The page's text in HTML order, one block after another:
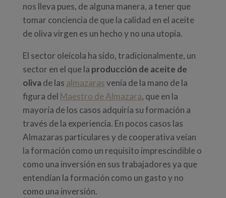
nos lleva pues, de alguna manera, a tener que
tomar conciencia de que la calidad en el aceite
de oliva virgen es un hecho y no una utopía.
El sector oleícola ha sido, tradicionalmente, un
sector en el que la producción de aceite de
oliva de las almazarasvenía de la mano de la
figura del Maestro de Almazara, que en la
mayoría de los casos adquiría su formación a
través de la experiencia. En pocos casos las
Almazaras particulares y de cooperativa veían
la formación como un requisito imprescindible o
como una inversión en sus trabajadores ya que
entendían la formación como un gasto y no
como una inversión.